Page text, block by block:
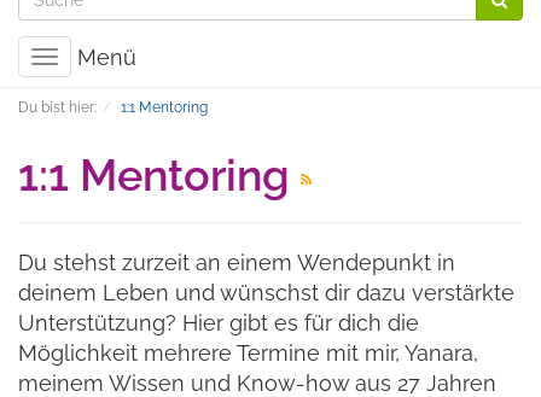
Toggle
Menü
Du bist hier: 1:1 Mentoring
1:1 Mentoring
Du stehst zurzeit an einem Wendepunkt in
deinem Leben und wünschst dir dazu verstärkte
Unterstützung? Hier gibt es für dich die
Möglichkeit mehrere Termine mit mir, Yanara,
meinem Wissen und Know-how aus 27 Jahren